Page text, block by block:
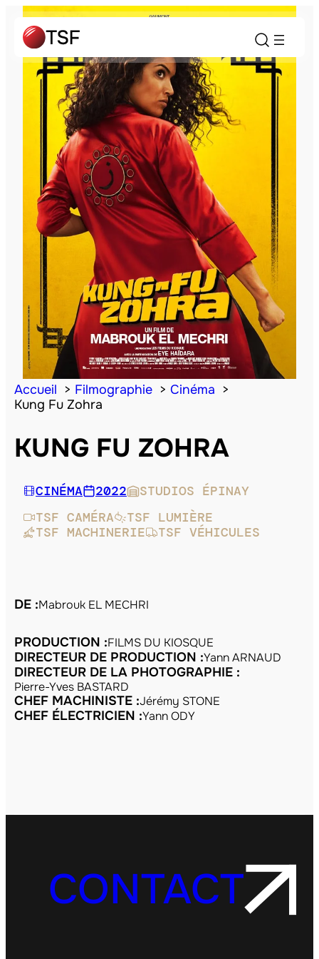
Accueil Filmographie
Cinéma
Kung Fu Zohra
KUNG FU ZOHRA
CINÉMA 2022
STUDIOS ÉPINAY
TSF CAMÉRA
TSF LUMIÈRE
TSF MACHINERIE
TSF VÉHICULES
DE :Mabrouk EL MECHRI
PRODUCTION :FILMS DU KIOSQUE
DIRECTEUR DE PRODUCTION :Yann ARNAUD
DIRECTEUR DE LA PHOTOGRAPHIE :
Pierre-Yves BASTARD
CHEF MACHINISTE :Jérémy STONE
CHEF ÉLECTRICIEN :Yann ODY
CONTACT